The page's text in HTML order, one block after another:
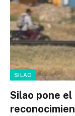
SILAO
Silao pone